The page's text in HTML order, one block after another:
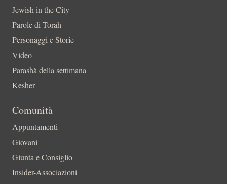
Jewish in the City
Parole di Torah
Personaggi e Storie
Video
Parashà della settimana
Kesher
Comunità
Appuntamenti
Giovani
Giunta e Consiglio
Insider-Associazioni